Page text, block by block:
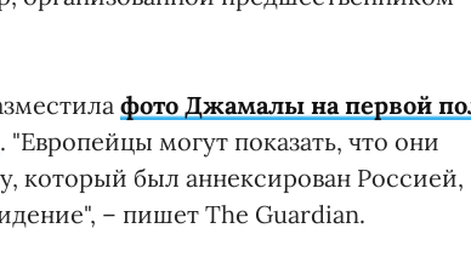
фото Джамалы на первой
. "Европейцы могут показать, что они
который был аннексирован Россией,
– пишет The Guardian.